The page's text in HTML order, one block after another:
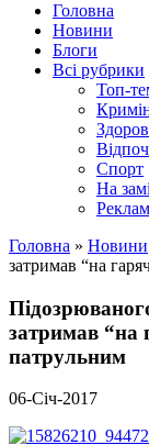
Головна
Новини
Блоги
Всі рубрики
Топ-
Спорт
На
Головна » Новини
затримав “на
затримав “на
патрульним
06-Січ-2017